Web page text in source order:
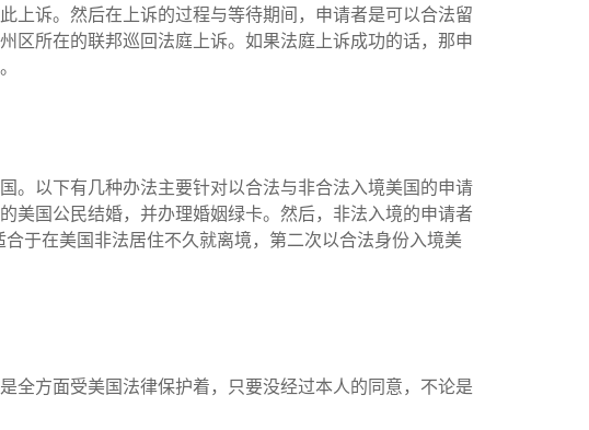
上诉。然后在上诉的过程与等待期间，申请者是可以合法留
区所在的联邦巡回法庭上诉。如果法庭上诉成功的话，那申
。以下有几种办法主要针对以合法与非合法入境美国的申请
美国公民结婚，并办理婚姻绿卡。然后，非法入境的申请者
于在美国非法居住不久就离境，第二次以合法身份入境美
全方面受美国法律保护着，只要没经过本人的同意，不论是